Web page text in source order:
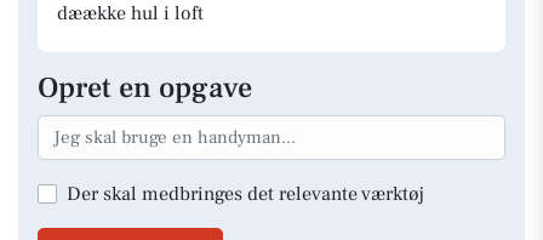
dæække hul i loft
Opret en opgave
Der skal medbringes det relevante værktøj